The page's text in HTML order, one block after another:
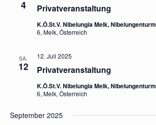
4 Privatveranstaltung
K.Ö.St.V. Nibelungia Melk, Nibelungenturm
6, Melk, Österreich
SA.
12 Privatveranstaltung
12. Juli 2025
K.Ö.St.V. Nibelungia Melk, Nibelungenturm
6, Melk, Österreich
September 2025